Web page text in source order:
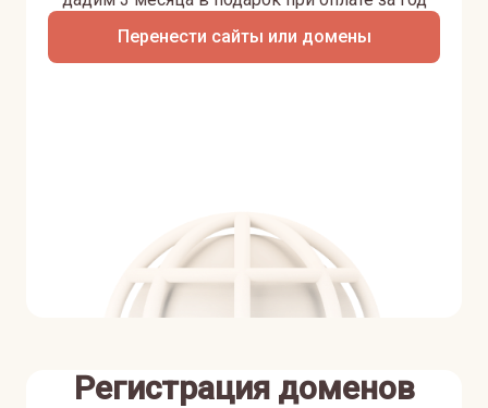
Перенести сайты или домены
Регистрация доменов